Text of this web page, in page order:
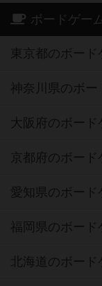
ボードゲー
東京都のボード
神奈川県のボ
大阪府のボー
京都府のボード
愛知県のボード
福岡県のボード
北海道のボード